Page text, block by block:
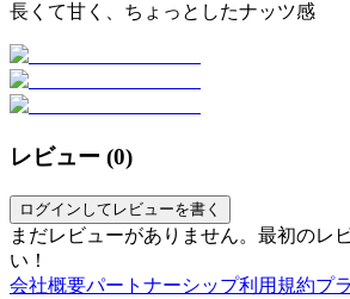
長くて甘く、ちょっとしたナッツ感
レビュー (0)
ログインしてレビューを書く
まだレビューがありません。最初のレ
い！
会社概要パートナーシップ利用規約プ